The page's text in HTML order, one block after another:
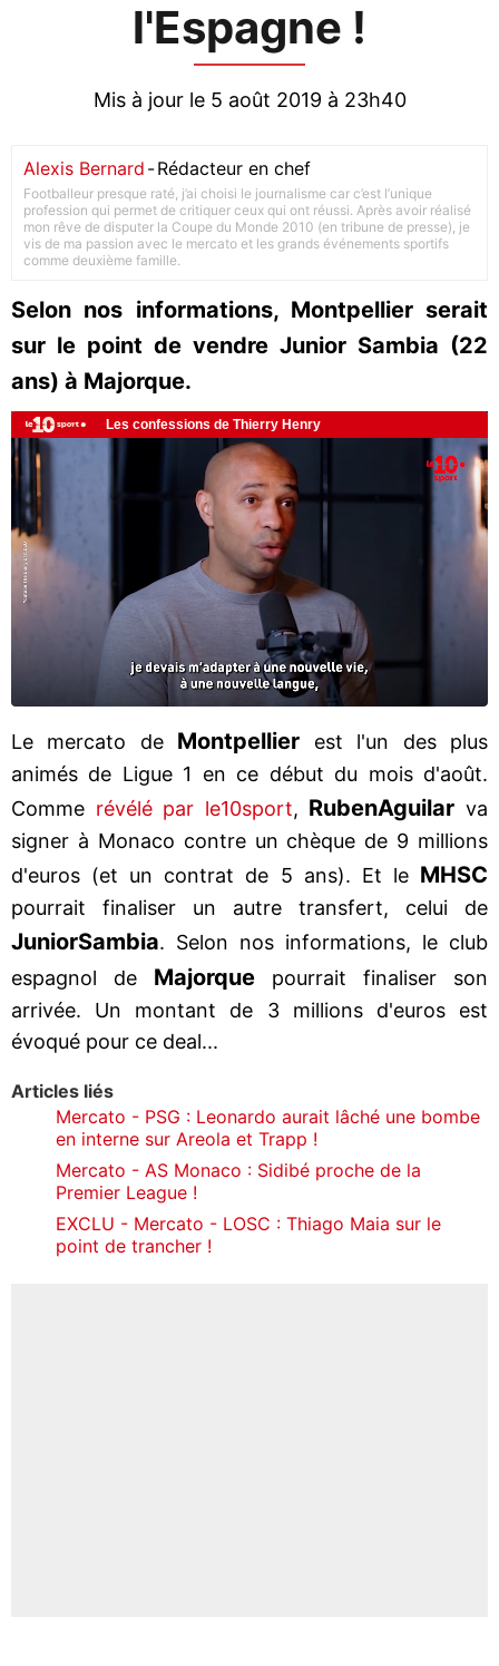
l'Espagne !
Mis à jour le 5 août 2019 à 23h40
Alexis Bernard -Rédacteur en chef
Footballeur presque raté, j’ai choisi le journalisme car c’est l’unique
profession qui permet de critiquer ceux qui ont réussi. Après avoir réalisé
mon rêve de disputer la Coupe du Monde 2010 (en tribune de presse), je
vis de ma passion avec le mercato et les grands événements sportifs
comme deuxième famille.
Selon nos informations, Montpellier serait
sur le point de vendre Junior Sambia (22
ans) à Majorque.
Le mercato de Montpellier est l'un des plus
animés de Ligue 1 en ce début du mois d'août.
Comme révélé par le10sport, RubenAguilar va
signer à Monaco contre un chèque de 9 millions
d'euros (et un contrat de 5 ans). Et le MHSC
pourrait finaliser un autre transfert, celui de
JuniorSambia. Selon nos informations, le club
espagnol de Majorque pourrait finaliser son
arrivée. Un montant de 3 millions d'euros est
évoqué pour ce deal...
Articles liés
Mercato - PSG : Leonardo aurait lâché une bombe
en interne sur Areola et Trapp !
Mercato - AS Monaco : Sidibé proche de la
Premier League !
EXCLU - Mercato - LOSC : Thiago Maia sur le
point de trancher !